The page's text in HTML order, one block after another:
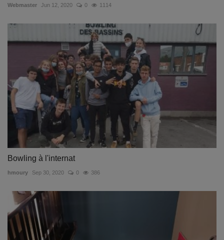
Webmaster Jun 12, 2020 0 1114
Bowling à l'internat
hmoury Sep 30, 2020 0 386